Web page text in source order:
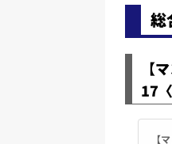
総
【
17
【